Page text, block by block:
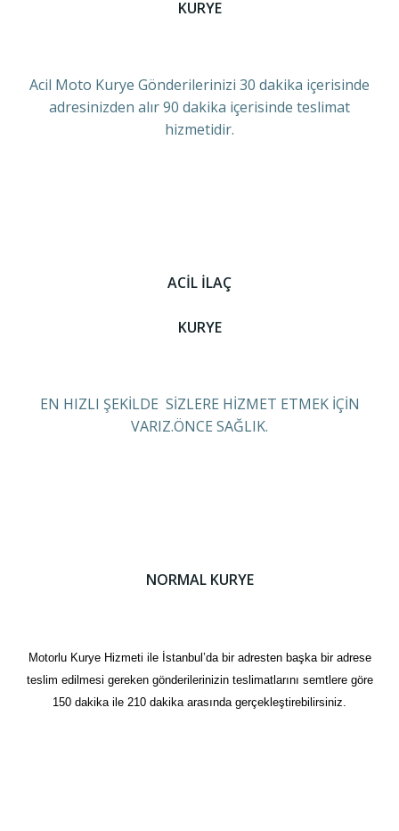
KURYE
Acil Moto Kurye Gönderilerinizi 30 dakika içerisinde
adresinizden alır 90 dakika içerisinde teslimat
hizmetidir.
ACİL İLAÇ
KURYE
EN HIZLI ŞEKİLDE SİZLERE HİZMET ETMEK İÇİN
VARIZ.ÖNCE SAĞLIK.
NORMAL KURYE
Motorlu Kurye Hizmeti ile İstanbul’da bir adresten başka bir adrese
teslim edilmesi gereken gönderilerinizin teslimatlarını semtlere göre
150 dakika ile 210 dakika arasında gerçekleştirebilirsiniz.